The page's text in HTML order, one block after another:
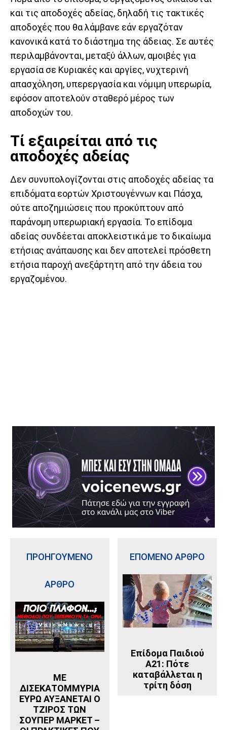
και τις αποδοχές αδείας, δηλαδή τις τακτικές
αποδοχές που θα λάμβανε εάν εργαζόταν
κανονικά κατά το διάστημα της άδειας. Σε αυτές
περιλαμβάνονται, μεταξύ άλλων, αμοιβές για
εργασία σε Κυριακές και αργίες, νυχτερινή
απασχόληση, υπερεργασία και νόμιμη υπερωρία,
εφόσον αποτελούν σταθερό μέρος των
αποδοχών του.
Τί εξαιρείται από τις
αποδοχές αδείας
Δεν συνυπολογίζονται στις αποδοχές αδείας τα
επιδόματα εορτών Χριστουγέννων και Πάσχα,
ούτε αποζημιώσεις που προκύπτουν από
παράνομη υπερωριακή εργασία. Το επίδομα
αδείας συνδέεται αποκλειστικά με το δικαίωμα
ετήσιας ανάπαυσης και δεν αποτελεί πρόσθετη
ετήσια παροχή ανεξάρτητη από την άδεια του
εργαζομένου.
ΠΡΟΗΓΟΥΜΕΝΟ
ΑΡΘΡΟ
ΜΕ
ΔΙΣΕΚΑΤΟΜΜΥΡΙΑ
ΕΥΡΩ ΑΥΞΑΝΕΤΑΙ Ο
ΤΖΙΡΟΣ ΤΩΝ
ΣΟΥΠΕΡ ΜΑΡΚΕΤ –
ΕΠΟΜΕΝΟ ΑΡΘΡΟ
Επίδομα Παιδιού
Α21: Πότε
καταβάλλεται η
τρίτη δόση